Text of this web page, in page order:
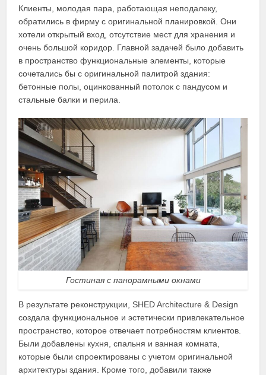
Клиенты, молодая пара, работающая неподалеку,
обратились в фирму с оригинальной планировкой. Они
хотели открытый вход, отсутствие мест для хранения и
очень большой коридор. Главной задачей было добавить
в пространство функциональные элементы, которые
сочетались бы с оригинальной палитрой здания:
бетонные полы, оцинкованный потолок с пандусом и
стальные балки и перила.
Гостиная с панорамными окнами
В результате реконструкции, SHED Architecture & Design
создала функциональное и эстетически привлекательное
пространство, которое отвечает потребностям клиентов.
Были добавлены кухня, спальня и ванная комната,
которые были спроектированы с учетом оригинальной
архитектуры здания. Кроме того, добавили также